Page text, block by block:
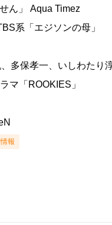
ん」 Aqua Timez
系「エジソンの母」
多保孝一、いしわたり
マ「ROOKIES」
報